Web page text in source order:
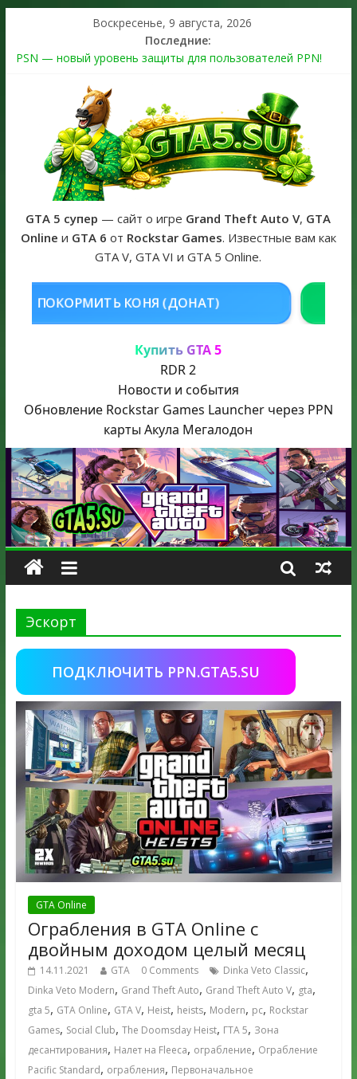
Воскресенье, 9 августа, 2026
Последние:
PSN — новый уровень защиты для пользователей PPN!
The Kortz Center Heist выйдет в GTA Online уже 14 июля
Регистрация в Rockstar Games Social Club ошибка #1.500.7:
как зарегистрировать аккаунт и войти без проблем в 2026
Получайте особые награды в GTA Online по программе
Fine Art Collector
GTA 6 официальная обложка игры и Предзаказ Grand Theft
Auto VI
GTA 5 супер — сайт о игре Grand Theft Auto V, GTA
Online и GTA 6 от Rockstar Games. Известные вам как
GTA V, GTA VI и GTA 5 Online.
(ДОНАТ)
Купить GTA 5
RDR 2
Новости и события
Обновление Rockstar Games Launcher через PPN
карты Акула Мегалодон
Эскорт
ПОДКЛЮЧИТЬ PPN.GTA5.SU
GTA Online
Ограбления в GTA Online с
двойным доходом целый месяц
14.11.2021 GTA 0 Comments Dinka Veto Classic,
Dinka Veto Modern, Grand Theft Auto, Grand Theft Auto V, gta,
gta 5, GTA Online, GTA V, Heist, heists, Modern, pc, Rockstar
Games, Social Club, The Doomsday Heist, ГТА 5, Зона
десантирования, Налет на Fleeca, ограбление, Ограбление
Pacific Standard, ограбления, Первоначальное